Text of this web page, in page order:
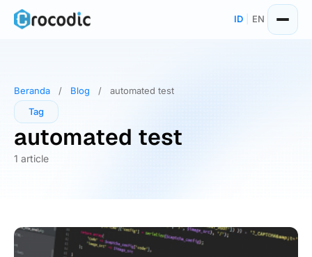
Skip
ID EN
Beranda / Blog /
automated test
Tag
automated test
1 article